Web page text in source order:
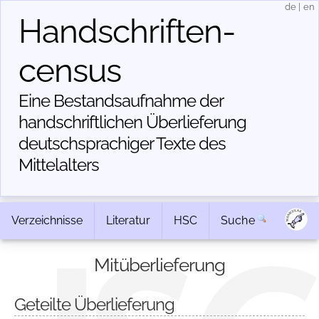
Handschriften­
census
Eine Bestandsaufnahme der
handschriftlichen Über­lieferung
deutschsprachiger Texte des
Mittelalters
de en
Verzeichnisse Literatur HSC Suche
Mitüberlieferung
Geteilte Überlieferung